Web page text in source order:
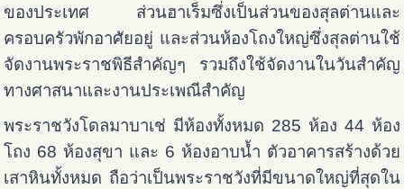
ของประเทศ ส่วนฮาเร็มซึ่งเป็นส่วนของสุลต่านและ
ครอบครัวพักอาศัยอยู่ และส่วนห้องโถงใหญ่ซึ่งสุลต่านใช้
จัดงานพระราชพิธีสำคัญๆ รวมถึงใช้จัดงานในวันสำคัญ
ทางศาสนาและงานประเพณีสำคัญ
พระราชวังโดลมาบาเช่ มีห้องทั้งหมด 285 ห้อง 44 ห้อง
โถง 68 ห้องสุขา และ 6 ห้องอาบน้ำ ตัวอาคารสร้างด้วย
เสาหินทั้งหมด ถือว่าเป็นพระราชวังที่มีขนาดใหญ่ที่สุดใน